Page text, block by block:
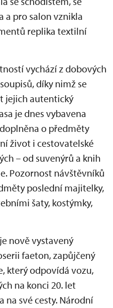
a pro salon vznikla
replika textilní
vychází z dobových
díky nimž se
jejich autentický
je dnes vybavena
o předměty
život i cestovatelské
– od suvenýrů a knih
Pozornost návštěvníků
poslední majitelky,
šaty, kostýmky,
nově vystavený
faeton, zapůjčený
který odpovídá vozu,
na konci 20. let
své cesty. Národní